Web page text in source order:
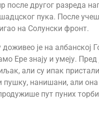
после другог разреда
пука. После
на Солунски фронт.
је на албанској
Ере знају и умеју.
али су ипак
нанишани, али
пут пуних